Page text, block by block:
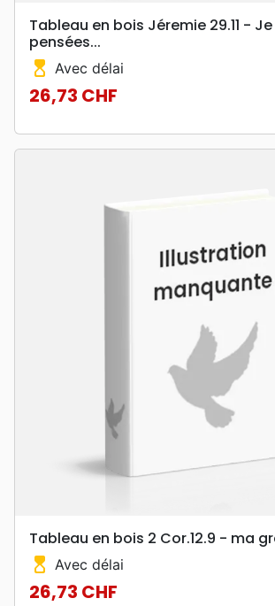
Tableau en bois Jéremie 29.11 -
pensées...
hourglass_top Avec délai
Prix
26,73 CHF
Tableau en bois 2 Cor.12.9 - ma
hourglass_top Avec délai
Prix
26,73 CHF